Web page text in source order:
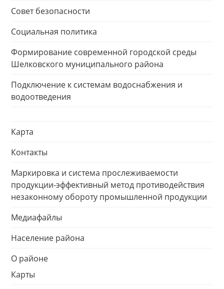
Совет безопасности
Социальная политика
Формирование современной городской среды
Шелковского муниципального района
Подключение к системам водоснабжения и
водоотведения
Карта
Контакты
Маркировка и система прослеживаемости
продукции-эффективный метод противодействия
незаконному обороту промышленной продукции
Медиафайлы
Население района
О районе
Карты